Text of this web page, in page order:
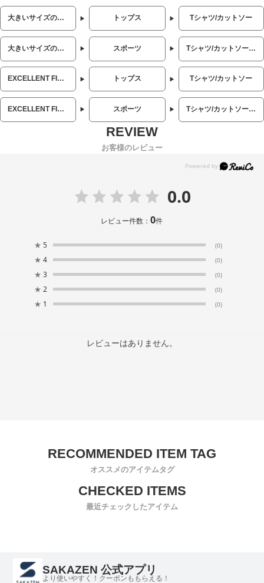
大きいサイズのメンズ服 トップス Tシャツ/カットソー
大きいサイズのメンズ服 スポーツ Tシャツ/カットソー (スポーツ)
EXCELLENT FINE (エクセレントファイン) トップス Tシャツ/カットソー
EXCELLENT FINE (エクセレントファイン) スポーツ Tシャツ/カットソー (スポーツ)
お客様のレビュー
0.0
レビュー件数：0件
★ 5 (0)
★ 4 (0)
★ 3 (0)
★ 2 (0)
★ 1 (0)
レビューはありません。
オススメのアイテムタグ
最近チェックしたアイテム
SAKAZEN 公式アプリ
より使いやすく！クーポンももらえる！